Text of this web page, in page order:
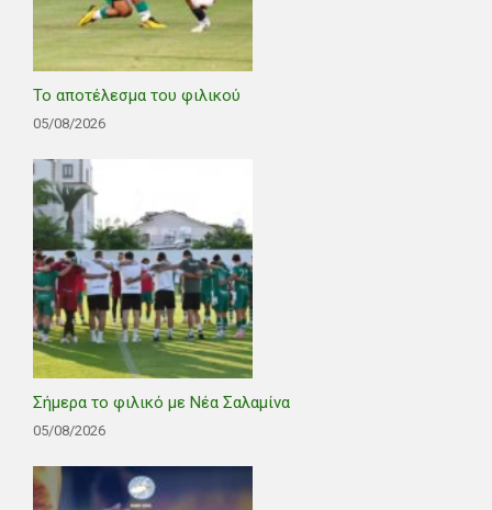
Το αποτέλεσμα του φιλικού
05/08/2026
Σήμερα το φιλικό με Νέα Σαλαμίνα
05/08/2026